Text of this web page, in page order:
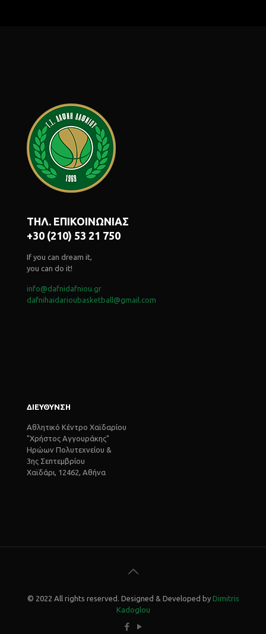
ΤΗΛ. ΕΠΙΚΟΙΝΩΝΙΑΣ
+30 (210) 53 21 750
If you can dream it,
you can do it!
info@dafnidafniou.gr
dafnihaidarioubasketball@gmail.com
ΔΙΕΥΘΥΝΣΗ
Αθλητικό Κέντρο Χαϊδαρίου
"Χρήστος Αγγουράκης"
Ηρώων Πολυτεχνείου &
3ης Σεπτεμβρίου
Χαϊδάρι, 12462, Αθήνα
© 2022 All rights reserved. Designed & Developed by Dimitris
Kadoglou